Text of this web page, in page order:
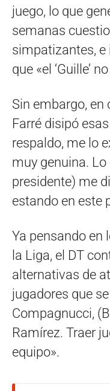
juego, lo que
semanas
simpatizantes,
que «el ‘Guille’
Sin embargo, en
Farré disipó
respaldo, me lo
muy genuina.
presidente) me
estando en este
Ya pensando en
la Liga, el DT
alternativas de
jugadores que
Compagnucci,
Ramírez. Traer
equipo».